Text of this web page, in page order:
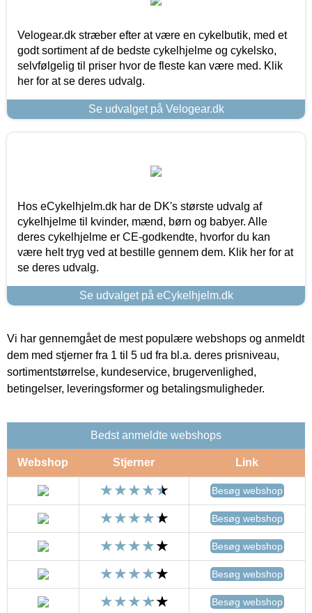
Velogear.dk stræber efter at være en cykelbutik, med et
godt sortiment af de bedste cykelhjelme og cykelsko,
selvfølgelig til priser hvor de fleste kan være med. Klik
her for at se deres udvalg.
Se udvalget på Velogear.dk
Hos eCykelhjelm.dk har de DK's største udvalg af
cykelhjelme til kvinder, mænd, børn og babyer. Alle
deres cykelhjelme er CE-godkendte, hvorfor du kan
være helt tryg ved at bestille gennem dem. Klik her for at
se deres udvalg.
Se udvalget på eCykelhjelm.dk
Vi har gennemgået de mest populære webshops og anmeldt
dem med stjerner fra 1 til 5 ud fra bl.a. deres prisniveau,
sortimentstørrelse, kundeservice, brugervenlighed,
betingelser, leveringsformer og betalingsmuligheder.
Bedst anmeldte webshops
Webshop Stjerner Link
Besøg webshop
Besøg webshop
Besøg webshop
Besøg webshop
Besøg webshop